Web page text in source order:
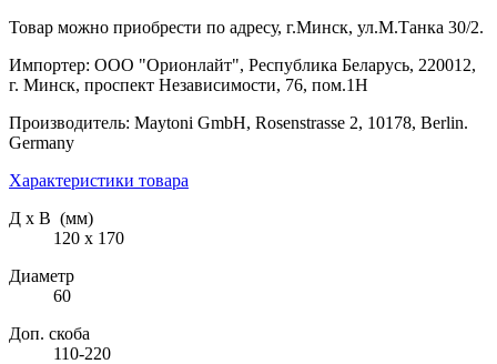
Товар можно приобрести по адресу, г.Минск, ул.М.Танка 30/2.
Импортер: ООО "Орионлайт", Республика Беларусь, 220012,
г. Минск, проспект Независимости, 76, пом.1Н
Производитель: Maytoni GmbH, Rosenstrasse 2, 10178, Berlin.
Germany
Характеристики товара
Д х В (мм)
120 х 170
Диаметр
60
Доп. скоба
110-220